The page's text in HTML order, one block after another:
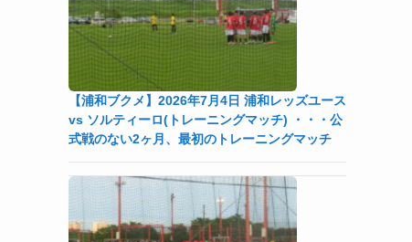
【浦和ブクメ】2026年7月4日 浦和レッズユース
vs ソルティーロ(トレーニングマッチ) ・・・公
式戦のない2ヶ月、最初のトレーニングマッチ